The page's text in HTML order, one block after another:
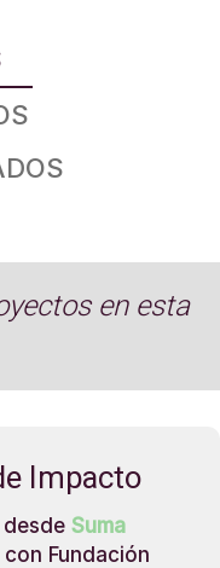
en esta
Impacto
Suma
con Fundación